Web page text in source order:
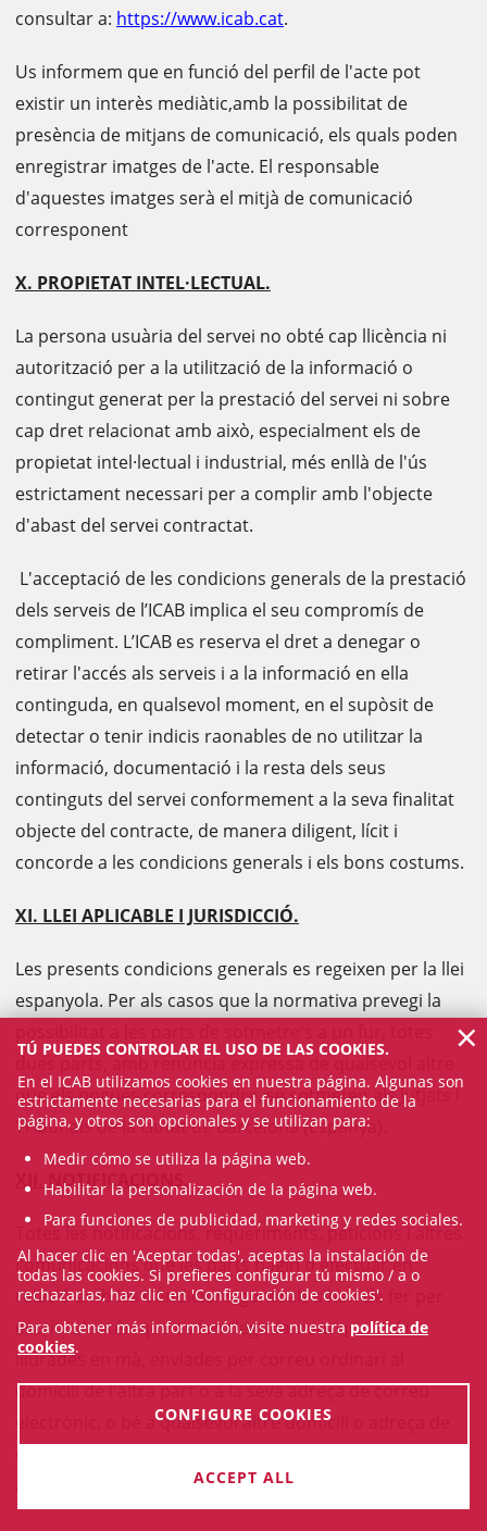
consultar a: https://www.icab.cat.
Us informem que en funció del perfil de l'acte pot
existir un interès mediàtic,amb la possibilitat de
presència de mitjans de comunicació, els quals poden
enregistrar imatges de l'acte. El responsable
d'aquestes imatges serà el mitjà de comunicació
corresponent
X. PROPIETAT INTEL·LECTUAL.
La persona usuària del servei no obté cap llicència ni
autorització per a la utilització de la informació o
contingut generat per la prestació del servei ni sobre
cap dret relacionat amb això, especialment els de
propietat intel·lectual i industrial, més enllà de l'ús
estrictament necessari per a complir amb l'objecte
d'abast del servei contractat.
L'acceptació de les condicions generals de la prestació
dels serveis de l’ICAB implica el seu compromís de
compliment. L’ICAB es reserva el dret a denegar o
retirar l'accés als serveis i a la informació en ella
continguda, en qualsevol moment, en el supòsit de
detectar o tenir indicis raonables de no utilitzar la
informació, documentació i la resta dels seus
continguts del servei conformement a la seva finalitat
objecte del contracte, de manera diligent, lícit i
concorde a les condicions generals i els bons costums.
XI. LLEI APLICABLE I JURISDICCIÓ.
Les presents condicions generals es regeixen per la llei
espanyola. Per als casos que la normativa prevegi la
dues parts, amb renúncia expressa de qualsevol altre
que els pogués correspondre, se sotmeten als Jutjats i
Tribunals de la ciutat de Barcelona (Espanya).
XII. NOTIFICACIONS.
Totes les notificacions, requeriments, peticions i altres
comunicacions que les parts hagin d'efectuar en
relació amb les Condicions generals s'han de fer per
escrit i s'entén que es fan degudament quan són
lliurades en mà, enviades per correu ordinari al
domicili de l'altra part o a la seva adreça de correu
electrònic, o bé a qualsevol altre domicili o adreça de
TÚ PUEDES CONTROLAR EL USO DE LAS COOKIES.
En el ICAB utilizamos cookies en nuestra página. Algunas son
estrictamente necesarias para el funcionamiento de la
página, y otros son opcionales y se utilizan para:
Medir cómo se utiliza la página web.
Habilitar la personalización de la página web.
Para funciones de publicidad, marketing y redes sociales.
Al hacer clic en 'Aceptar todas', aceptas la instalación de
todas las cookies. Si prefieres configurar tú mismo / a o
rechazarlas, haz clic en 'Configuración de cookies'.
Para obtener más información, visite nuestra política de
cookies.
CONFIGURE COOKIES
ACCEPT ALL
×